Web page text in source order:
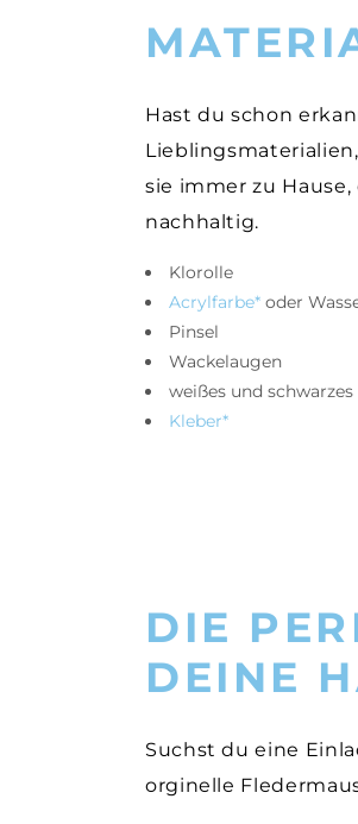
Hast du schon
sie immer zu
nachhaltig.
Klorolle
Acrylfarbe* oder
Pinsel
Wackelaugen
weißes und
Kleber*
DIE
DEINE
Suchst du eine
orginelle